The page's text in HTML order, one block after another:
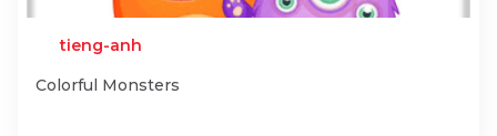
tieng-anh
Colorful Monsters